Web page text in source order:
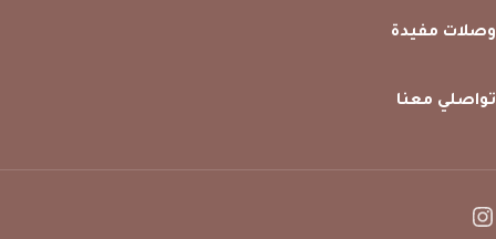
وصلات مفيدة
تواصلي معنا